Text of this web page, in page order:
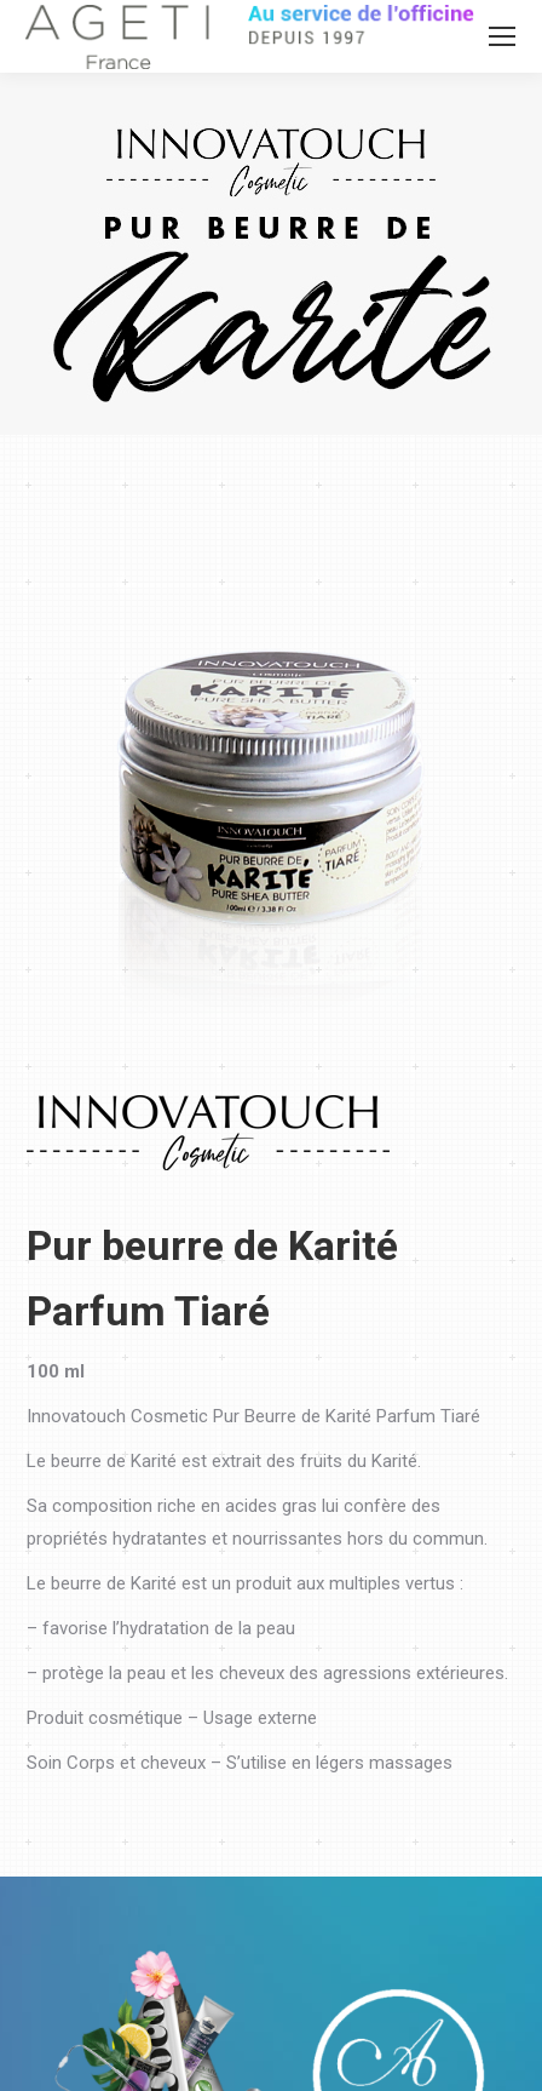
Pur beurre de Karité
Parfum Tiaré
100 ml
Innovatouch Cosmetic Pur Beurre de Karité Parfum Tiaré
Le beurre de Karité est extrait des fruits du Karité.
Sa composition riche en acides gras lui confère des
propriétés hydratantes et nourrissantes hors du commun.
Le beurre de Karité est un produit aux multiples vertus :
– favorise l’hydratation de la peau
– protège la peau et les cheveux des agressions extérieures.
Produit cosmétique – Usage externe
Soin Corps et cheveux – S’utilise en légers massages